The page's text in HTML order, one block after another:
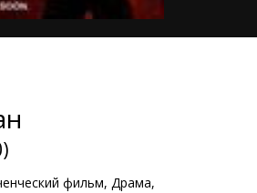
фильм, Драма,